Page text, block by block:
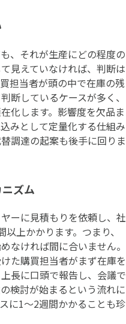
、それが生産にどの程度の
見えていなければ、判断は
担当者が頭の中で在庫の残
断しているケースが多く、
化します。影響度を欠品ま
みとして定量化する仕組み
調達の起案も後手に回りま
ズム
ーに見積もりを依頼し、社
上かかります。つまり、
なければ間に合いません。
た購買担当者がまず在庫を
長に口頭で報告し、会議で
検討が始まるという流れに
に1〜2週間かかることも珍